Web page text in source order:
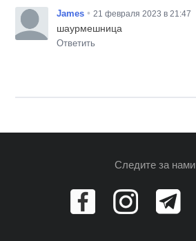
James • 21 февраля 2023 в 21:47
шаурмешница
Ответить
Следите за нами